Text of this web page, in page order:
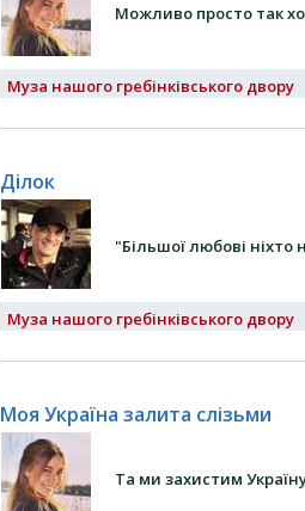
Можливо просто так
Муза нашого гребінківського двору
Ділок
"Більшої любові ніхто
Муза нашого гребінківського двору
Моя Україна залита слізьми
Та ми захистим